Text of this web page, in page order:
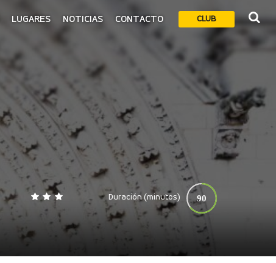
CLUB
LUGARES NOTICIAS CONTACTO
Duración (minutos) 90
0 140